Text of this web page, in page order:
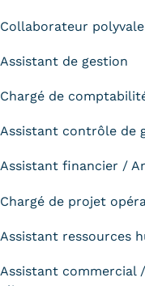
Collaborateur
Assistant de gestion
Chargé de
Assistant contrôle de
Assistant financier /
Chargé de projet
Assistant ressources
Assistant commercial